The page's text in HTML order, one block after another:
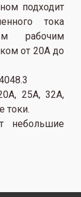
подходит
тока
рабочим
от 20А до
25A, 32A,
токи.
небольшие